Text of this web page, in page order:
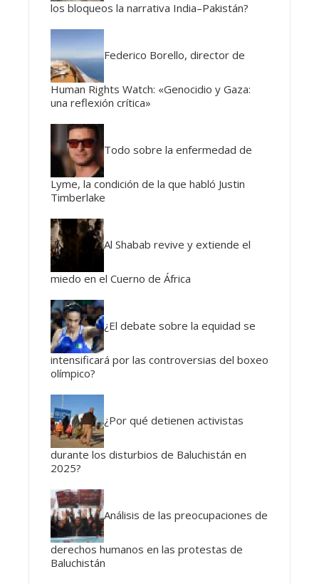
los bloqueos la narrativa India–Pakistán?
Federico Borello, director de
Human Rights Watch: «Genocidio y Gaza:
una reflexión crítica»
Todo sobre la enfermedad de
Lyme, la condición de la que habló Justin
Timberlake
Al Shabab revive y extiende el
miedo en el Cuerno de África
¿El debate sobre la equidad se
intensificará por las controversias del boxeo
olímpico?
¿Por qué detienen activistas
durante los disturbios de Baluchistán en
2025?
Análisis de las preocupaciones de
derechos humanos en las protestas de
Baluchistán